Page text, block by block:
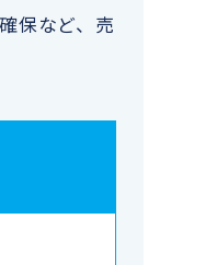
保など、売